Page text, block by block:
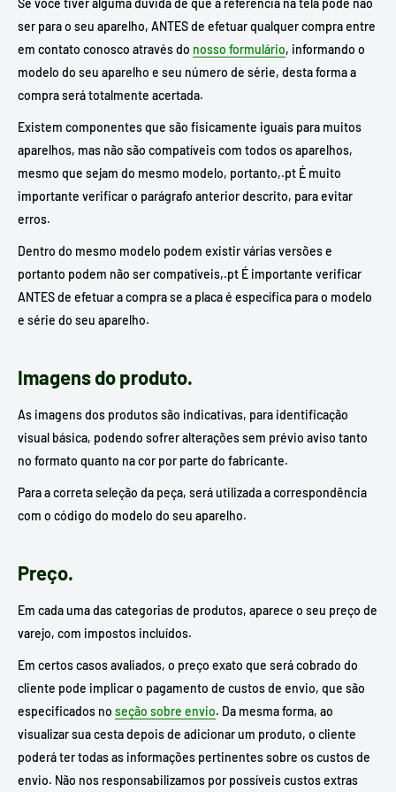
Se você tiver alguma dúvida de que a referência na tela pode não
ser para o seu aparelho, ANTES de efetuar qualquer compra entre
em contato conosco através do nosso formulário, informando o
modelo do seu aparelho e seu número de série, desta forma a
compra será totalmente acertada.
Existem componentes que são fisicamente iguais para muitos
aparelhos, mas não são compatíveis com todos os aparelhos,
mesmo que sejam do mesmo modelo, portanto,.pt É muito
importante verificar o parágrafo anterior descrito, para evitar
erros.
Dentro do mesmo modelo podem existir várias versões e
portanto podem não ser compatíveis,.pt É importante verificar
ANTES de efetuar a compra se a placa é específica para o modelo
e série do seu aparelho.
Imagens do produto.
As imagens dos produtos são indicativas, para identificação
visual básica, podendo sofrer alterações sem prévio aviso tanto
no formato quanto na cor por parte do fabricante.
Para a correta seleção da peça, será utilizada a correspondência
com o código do modelo do seu aparelho.
Preço.
Em cada uma das categorias de produtos, aparece o seu preço de
varejo, com impostos incluídos.
Em certos casos avaliados, o preço exato que será cobrado do
cliente pode implicar o pagamento de custos de envio, que são
especificados no seção sobre envio. Da mesma forma, ao
visualizar sua cesta depois de adicionar um produto, o cliente
poderá ter todas as informações pertinentes sobre os custos de
envio. Não nos responsabilizamos por possíveis custos extras